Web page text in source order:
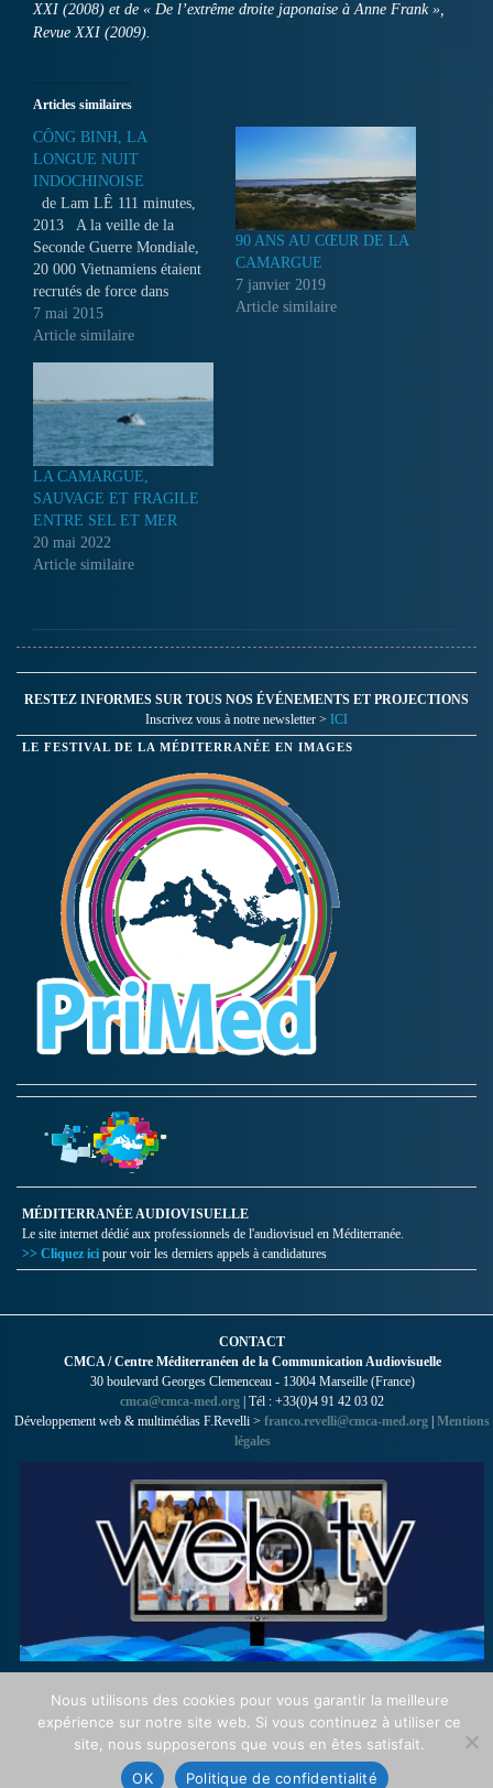
XXI (2008) et de « De l’extrême droite japonaise à Anne Frank »,
Revue XXI (2009).
Articles similaires
CÔNG BINH, LA
LONGUE NUIT
INDOCHINOISE
de Lam LÊ 111 minutes,
2013 A la veille de la
Seconde Guerre Mondiale,
20 000 Vietnamiens étaient
recrutés de force dans
l’Indochine française pour
venir suppléer dans les
front allemand. Pris à tort
pour des soldats, bloqués en
France…
7 mai 2015
Article similaire
90 ANS AU CŒUR DE LA
CAMARGUE
7 janvier 2019
Article similaire
LA CAMARGUE,
SAUVAGE ET FRAGILE
ENTRE SEL ET MER
20 mai 2022
Article similaire
RESTEZ INFORMES SUR TOUS NOS ÉVÉNEMENTS ET PROJECTIONS
Inscrivez vous à notre newsletter > ICI
LE FESTIVAL DE LA MÉDITERRANÉE EN IMAGES
MÉDITERRANÉE AUDIOVISUELLE
Le site internet dédié aux professionnels de l'audiovisuel en Méditerranée.
>> Cliquez ici pour voir les derniers appels à candidatures
CONTACT
CMCA / Centre Méditerranéen de la Communication Audiovisuelle
30 boulevard Georges Clemenceau - 13004 Marseille (France)
cmca@cmca-med.org | Tél : +33(0)4 91 42 03 02
Développement web & multimédias F.Revelli > franco.revelli@cmca-med.org Mentions
légales
Nous utilisons des cookies pour vous garantir la meilleure
expérience sur notre site web. Si vous continuez à utiliser ce
site, nous supposerons que vous en êtes satisfait.
OK
Politique de confidentialité